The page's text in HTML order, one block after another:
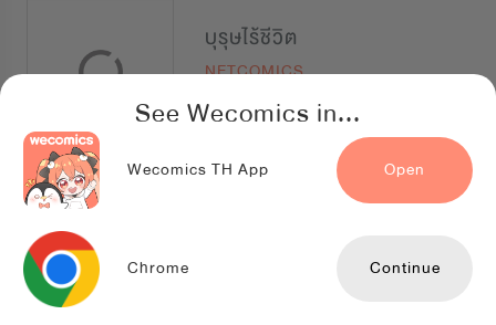
See Wecomics in...
Wecomics TH App Open
Chrome Continue
บุรุษไร้ชีวิต
NETCOMICS
Whisper Romance